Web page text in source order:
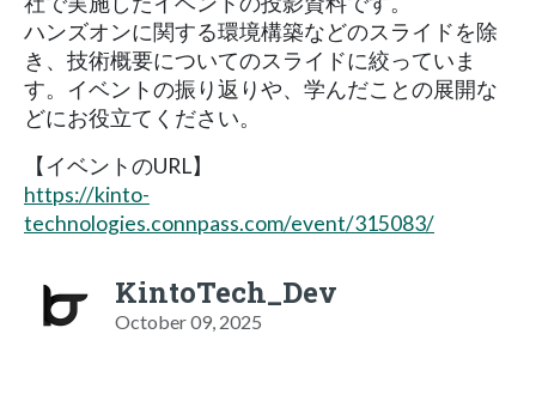
ハンズオンに関する環境構築などのスライドを除
き、技術概要についてのスライドに絞っていま
す。イベントの振り返りや、学んだことの展開な
どにお役立てください。
【イベントのURL】
https://kinto-
technologies.connpass.com/event/315083/
KintoTech_Dev
October 09, 2025